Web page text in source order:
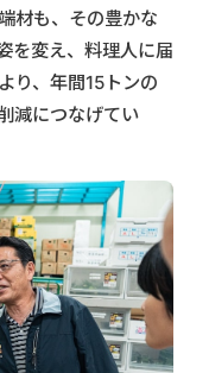
材も、その豊かな
を変え、料理人に届
り、年間15トンの
減につなげてい